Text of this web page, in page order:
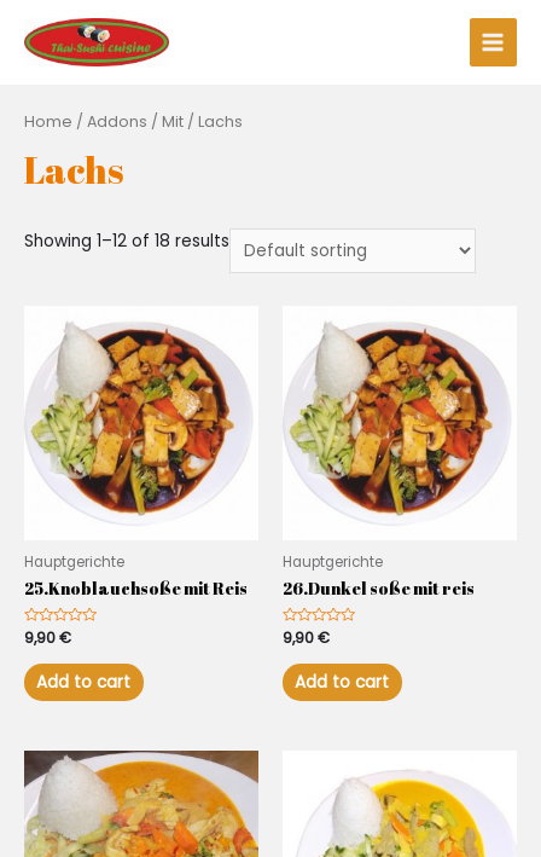
Inhalt
springen
Main
Home / Addons / Mit / Lachs
Lachs
Showing 1–12 of 18 results
Hauptgerichte
25.Knoblauchsoße mit Reis
Rated
out
of
5
9,90€
Add to cart
Hauptgerichte
26.Dunkel soße mit reis
Rated
out
of
5
9,90€
Add to cart